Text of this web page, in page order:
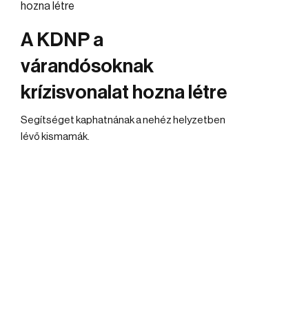
A KDNP a
várandósoknak
krízisvonalat hozna létre
Segítséget kaphatnának a nehéz helyzetben
lévő kismamák.